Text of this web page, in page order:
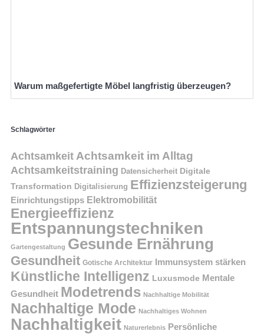
Warum maßgefertigte Möbel langfristig überzeugen?
Schlagwörter
Achtsamkeit Achtsamkeit im Alltag
Achtsamkeitstraining Datensicherheit Digitale
Transformation Digitalisierung Effizienzsteigerung
Einrichtungstipps Elektromobilität
Energieeffizienz
Entspannungstechniken
Gartengestaltung Gesunde Ernährung
Gesundheit Gotische Architektur Immunsystem stärken
Künstliche Intelligenz Luxusmode Mentale
Gesundheit Modetrends Nachhaltige Mobilität
Nachhaltige Mode Nachhaltiges Wohnen
Nachhaltigkeit Naturerlebnis Persönliche